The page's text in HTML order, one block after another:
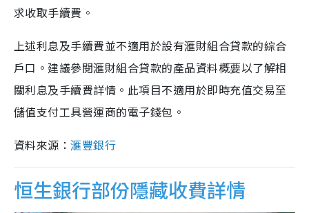
求收取手續費。
上述利息及手續費並不適用於設有滙財組合貸款的綜合
戶口。建議參閱滙財組合貸款的產品資料概要以了解相
關利息及手續費詳情。此項目不適用於即時充值交易至
儲值支付工具營運商的電子錢包。
資料來源：滙豐銀行
恒生銀行部份隱藏收費詳情